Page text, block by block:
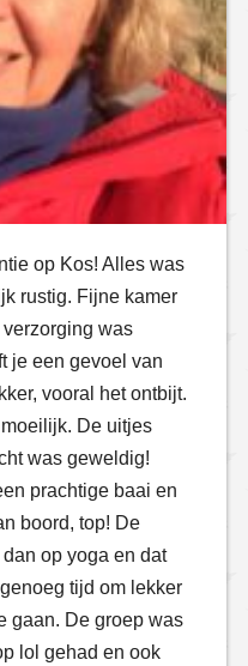
op Kos! Alles was
rustig. Fijne kamer
was
je een gevoel van
vooral het ontbijt.
De uitjes
was geweldig!
prachtige baai en
boord, top! De
op yoga en dat
tijd om lekker
gaan. De groep was
lol gehad en ook